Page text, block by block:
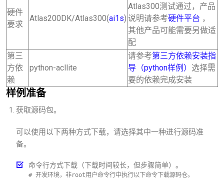
硬件
要求
Atlas200DK/Atlas300(ai1s)
Atlas300测试通过，产品
说明请参考硬件平台 ，
其他产品可能需要另做适
配
第三
方依
赖
python-acllite
请参考第三方依赖安装指
导（python样例） 选择需
要的依赖完成安装
样例准备
获取源码包。
可以使用以下两种方式下载，请选择其中一种进行源码准
备。
命令行方式下载（下载时间较长，但步骤简单）。
# 开发环境，非root用户命令行中执行以下命令下载源码仓。